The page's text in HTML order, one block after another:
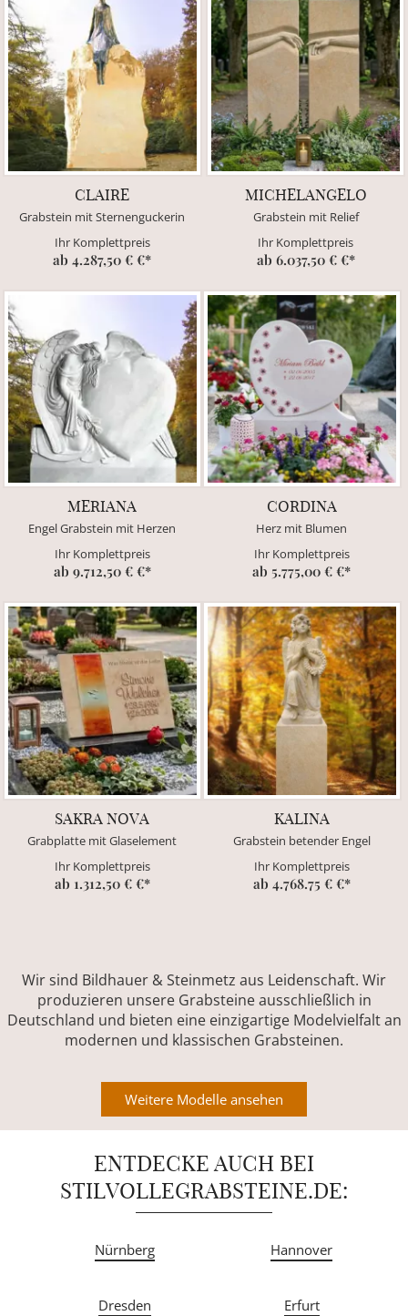
CLAIRE
Grabstein mit Sternenguckerin
Ihr Komplettpreis
ab 4.287,50 € €*
MICHELANGELO
Grabstein mit Relief
Ihr Komplettpreis
ab 6.037,50 € €*
MERIANA
Engel Grabstein mit Herzen
Ihr Komplettpreis
ab 9.712,50 € €*
CORDINA
Herz mit Blumen
Ihr Komplettpreis
ab 5.775,00 € €*
SAKRA NOVA
Grabplatte mit Glaselement
Ihr Komplettpreis
ab 1.312,50 € €*
KALINA
Grabstein betender Engel
Ihr Komplettpreis
ab 4.768.75 € €*
Wir sind Bildhauer & Steinmetz aus Leidenschaft. Wir
produzieren unsere Grabsteine ausschließlich in
Deutschland und bieten eine einzigartige Modelvielfalt an
modernen und klassischen Grabsteinen.
Weitere Modelle ansehen
ENTDECKE AUCH BEI
STILVOLLEGRABSTEINE.DE:
Nürnberg Hannover
Dresden Erfurt